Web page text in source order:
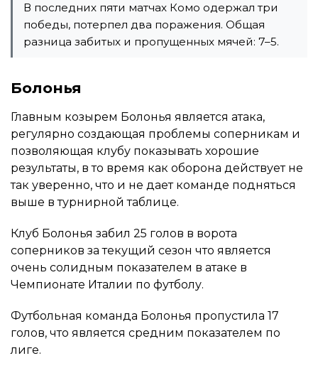
В последних пяти матчах Комо одержал три
победы, потерпел два поражения. Общая
разница забитых и пропущенных мячей: 7–5.
Болонья
Главным козырем Болонья является атака,
регулярно создающая проблемы соперникам и
позволяющая клубу показывать хорошие
результаты, в то время как оборона действует не
так уверенно, что и не дает команде подняться
выше в турнирной таблице.
Клуб Болонья забил 25 голов в ворота
соперников за текущий сезон что является
очень солидным показателем в атаке в
Чемпионате Италии по футболу.
Футбольная команда Болонья пропустила 17
голов, что является средним показателем по
лиге.